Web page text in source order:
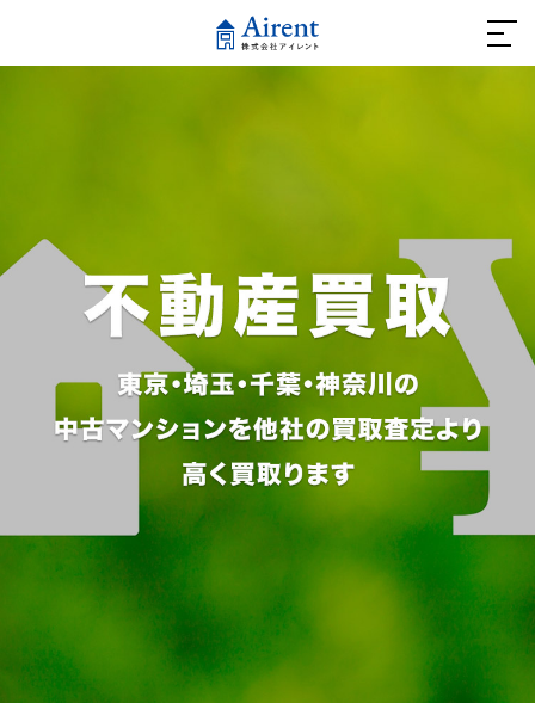
- おススメ賃貸物件
不動産を買いたい方
- リノベーションマンション
不動産を売りたい方
- 不動産買取
コンサルティング
- リロケーションサービス